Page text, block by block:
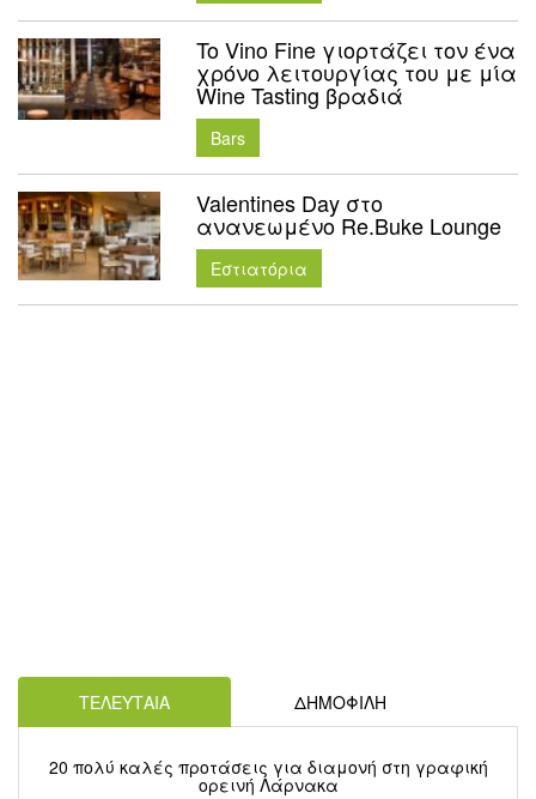
To Vino Fine γιορτάζει τον ένα
χρόνο λειτουργίας του με μία
Wine Tasting βραδιά
Bars
Valentines Day στο
ανανεωμένο Re.Buke Lounge
Εστιατόρια
ΤΕΛΕΥΤΑΙΑ ΔΗΜΟΦΙΛΗ
20 πολύ καλές προτάσεις για διαμονή στη γραφική
ορεινή Λάρνακα